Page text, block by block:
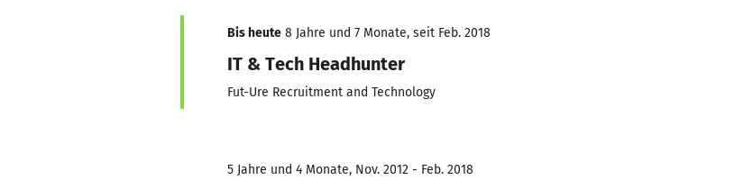
Bis heute 8 Jahre und 7 Monate, seit Feb. 2018
IT & Tech Headhunter
Fut-Ure Recruitment and Technology
5 Jahre und 4 Monate, Nov. 2012 - Feb. 2018